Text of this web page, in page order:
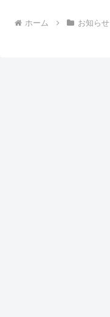
ホーム お知らせ